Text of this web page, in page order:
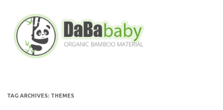
content
TAG ARCHIVES: THEMES